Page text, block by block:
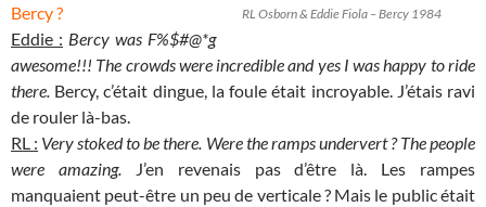
RL Osborn & Eddie Fiola – Bercy 1984
Bercy ?
Eddie : Bercy was F%$#@*g
awesome!!! The crowds were incredible and yes I was happy to ride
there. Bercy, c’était dingue, la foule était incroyable. J’étais ravi
de rouler là-bas.
RL : Very stoked to be there. Were the ramps undervert ? The people
were amazing.J’en revenais pas d’être là. Les rampes
manquaient peut-être un peu de verticale ? Mais le public était